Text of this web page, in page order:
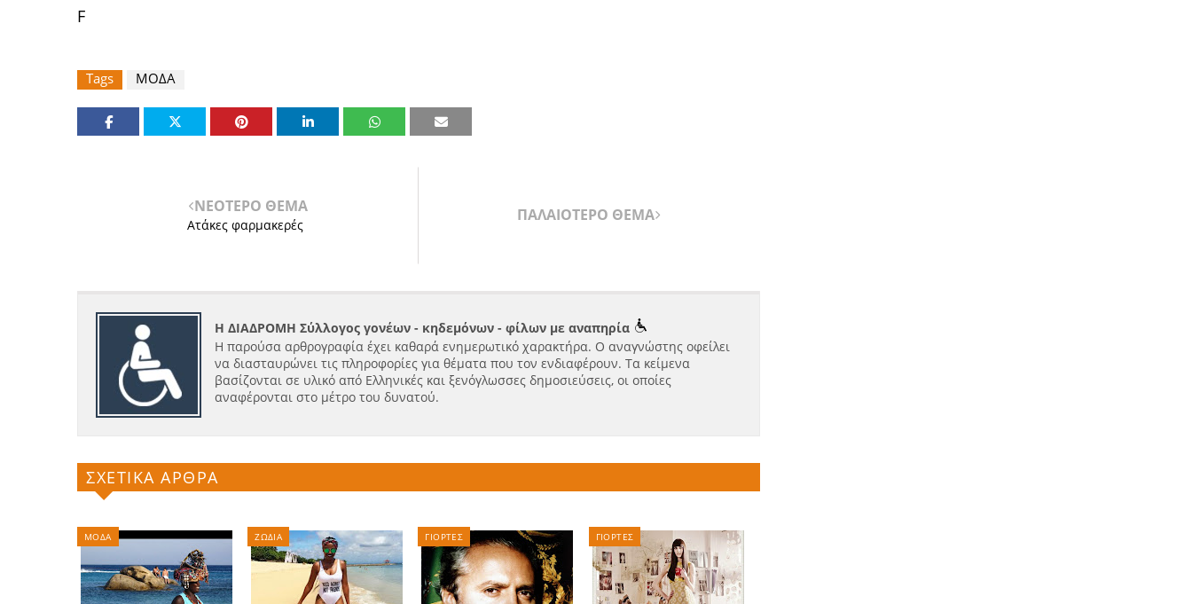
F
Tags ΜΟΔΑ
ΝΕΟΤΕΡΟ ΘΕΜΑ
Ατάκες φαρμακερές
ΠΑΛΑΙΟΤΕΡΟ ΘΕΜΑ
Η ΔΙΑΔΡΟΜΗ Σύλλογος γονέων - κηδεμόνων - φίλων με αναπηρία
Η παρούσα αρθρογραφία έχει καθαρά ενημερωτικό χαρακτήρα. Ο αναγνώστης οφείλει
να διασταυρώνει τις πληροφορίες για θέματα που τον ενδιαφέρουν. Τα κείμενα
βασίζονται σε υλικό από Ελληνικές και ξενόγλωσσες δημοσιεύσεις, οι οποίες
αναφέρονται στο μέτρο του δυνατού.
ΣΧΕΤΙΚΑ ΑΡΘΡΑ
ΜΟΔΑ ΖΩΔΙΑ ΓΙΟΡΤΕΣ ΓΙΟΡΤΕΣ